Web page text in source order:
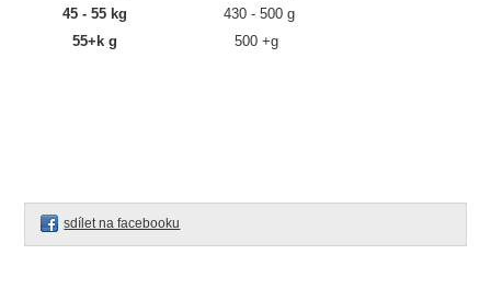
45 - 55 kg
430 - 500 g
55+k g
500 +g
sdílet na facebooku